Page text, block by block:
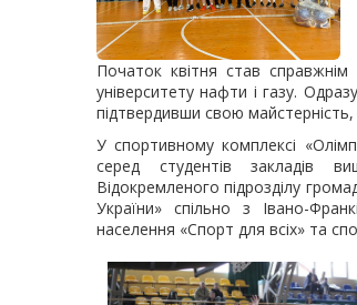
Початок квітня став справжнім
університету нафти і газу.
підтвердивши свою
У спортивному комплексі
серед студентів закладів
Відокремленого підрозділу
України» спільно з Івано-
населення «Спорт для всіх» та